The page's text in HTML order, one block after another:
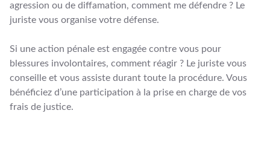
agression ou de diffamation, comment me défendre ? Le
juriste vous organise votre défense.
Si une action pénale est engagée contre vous pour
blessures involontaires, comment réagir ? Le juriste vous
conseille et vous assiste durant toute la procédure. Vous
bénéficiez d’une participation à la prise en charge de vos
frais de justice.